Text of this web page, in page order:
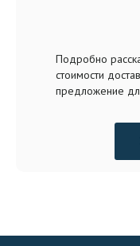
Подробно
стоимости
предложение